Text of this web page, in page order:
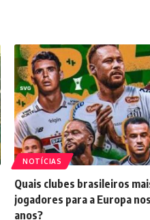
NOTÍCIAS
Quais clubes brasileiros
jogadores para a Europa
anos?